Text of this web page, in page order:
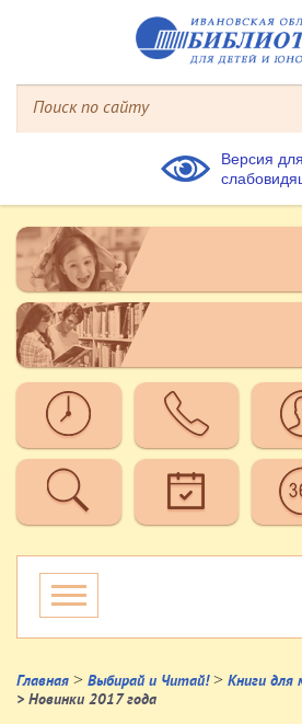
Версия для
Главная > Выбирай и Читай! > Книги для
> Новинки 2017 года